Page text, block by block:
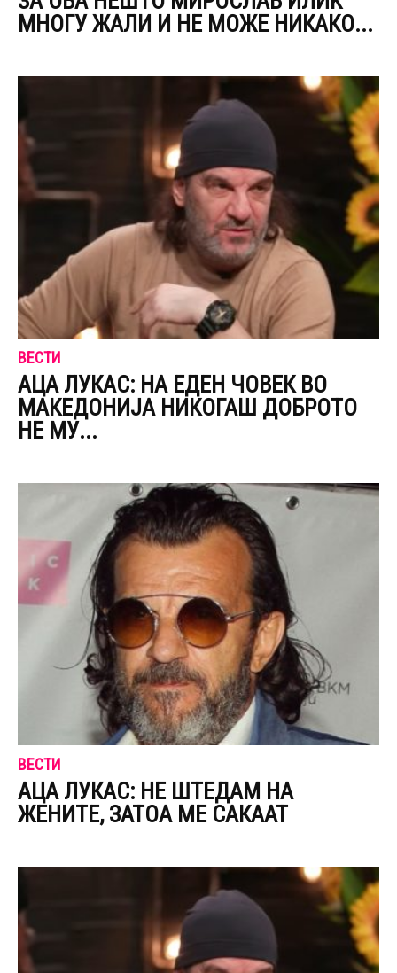
МНОГУ ЖАЛИ И НЕ МОЖЕ НИКАКО...
ВЕСТИ
АЦА ЛУКАС: НА ЕДЕН ЧОВЕК ВО
МАКЕДОНИЈА НИКОГАШ ДОБРОТО
НЕ МУ...
ВЕСТИ
АЦА ЛУКАС: НЕ ШТЕДАМ НА
ЖЕНИТЕ, ЗАТОА МЕ САКААТ